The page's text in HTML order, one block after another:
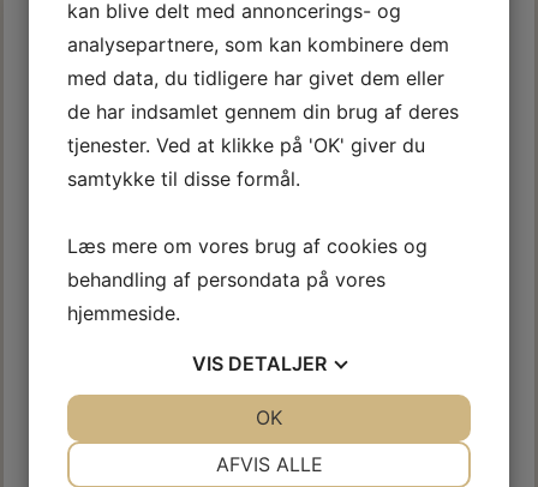
INTERNATIONAL
INTERNATIONAL VC
kan blive delt med annoncerings- og
analysepartnere, som kan kombinere dem
med data, du tidligere har givet dem eller
de har indsamlet gennem din brug af deres
tjenester. Ved at klikke på 'OK' giver du
samtykke til disse formål.
Læs mere om vores brug af cookies og
behandling af persondata på vores
hjemmeside.
VIS DETALJER
AFVIS ALLE
OK